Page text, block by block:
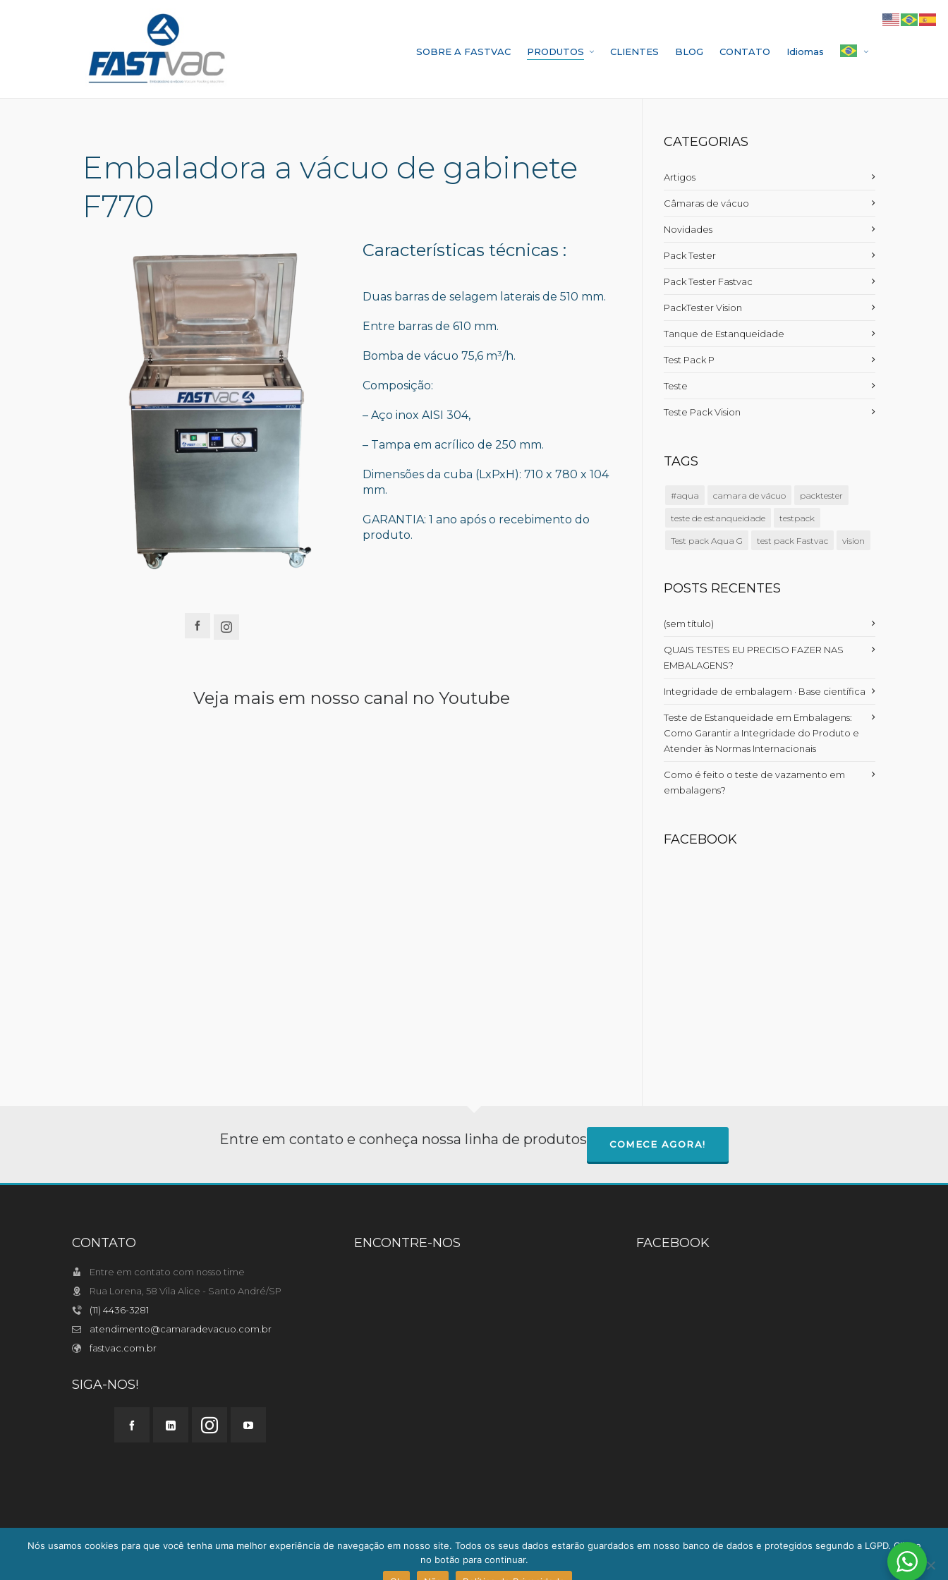
SOBRE A FASTVAC PRODUTOS CLIENTES BLOG CONTATO Idiomas
Embaladora a vácuo de gabinete
F770
Características técnicas :
Duas barras de selagem laterais de 510 mm.
Entre barras de 610 mm.
Bomba de vácuo 75,6 m³/h.
Composição:
– Aço inox AISI 304,
– Tampa em acrílico de 250 mm.
Dimensões da cuba (LxPxH): 710 x 780 x 104
mm.
GARANTIA: 1 ano após o recebimento do
produto.
Veja mais em nosso canal no Youtube
CATEGORIAS
Artigos
Câmaras de vácuo
Novidades
Pack Tester
Pack Tester Fastvac
PackTester Vision
Tanque de Estanqueidade
Test Pack P
Teste
Teste Pack Vision
TAGS
#aqua camara de vácuo packtester
teste de estanqueidade testpack
Test pack Aqua G test pack Fastvac vision
POSTS RECENTES
(sem título)
QUAIS TESTES EU PRECISO FAZER NAS
EMBALAGENS?
Integridade de embalagem · Base científica
Teste de Estanqueidade em Embalagens:
Como Garantir a Integridade do Produto e
Atender às Normas Internacionais
Como é feito o teste de vazamento em
embalagens?
FACEBOOK
Entre em contato e conheça nossa linha de produtos COMECE AGORA!
CONTATO
Entre em contato com nosso time
Rua Lorena, 58 Vila Alice - Santo André/SP
(11) 4436-3281
atendimento@camaradevacuo.com.br
fastvac.com.br
SIGA-NOS!
ENCONTRE-NOS FACEBOOK
Nós usamos cookies para que você tenha uma melhor experiência de navegação em nosso site. Todos os seus dados estarão guardados em nosso banco de dados e protegidos segundo a LGPD. Clique
no botão para continuar.